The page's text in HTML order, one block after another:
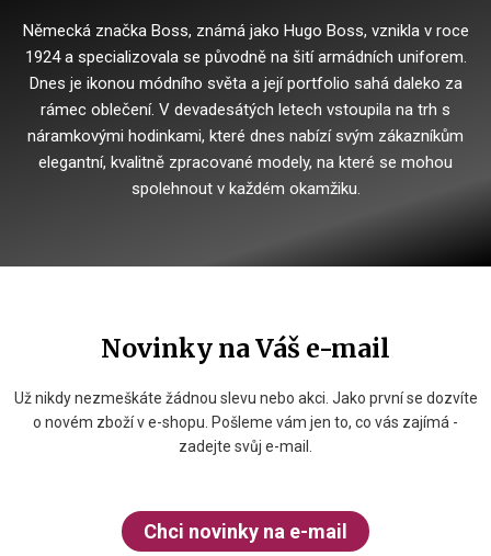
Německá značka Boss, známá jako Hugo Boss, vznikla v roce
1924 a specializovala se původně na šití armádních uniforem.
Dnes je ikonou módního světa a její portfolio sahá daleko za
rámec oblečení. V devadesátých letech vstoupila na trh s
náramkovými hodinkami, které dnes nabízí svým zákazníkům
elegantní, kvalitně zpracované modely, na které se mohou
spolehnout v každém okamžiku.
Novinky na Váš e-mail
Už nikdy nezmeškáte žádnou slevu nebo akci. Jako první se dozvíte
o novém zboží v e-shopu. Pošleme vám jen to, co vás zajímá -
zadejte svůj e-mail.
Chci novinky na e-mail